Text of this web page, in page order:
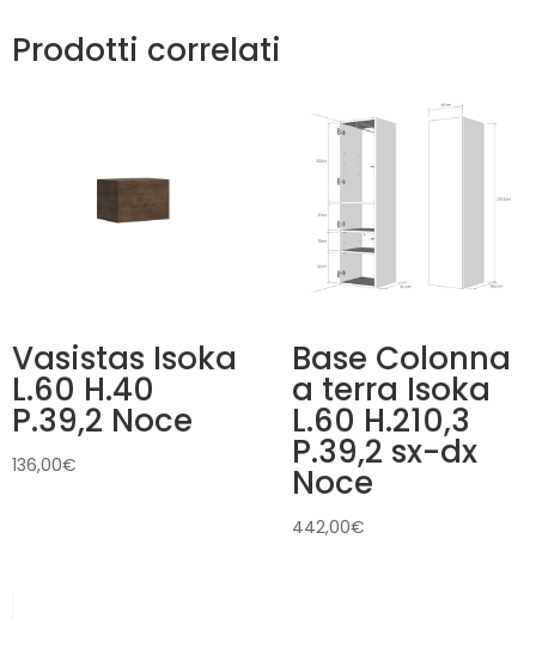
Prodotti correlati
Vasistas Isoka
L.60 H.40
P.39,2 Noce
136,00€
Base Colonna
a terra Isoka
L.60 H.210,3
P.39,2 sx-dx
Noce
442,00€